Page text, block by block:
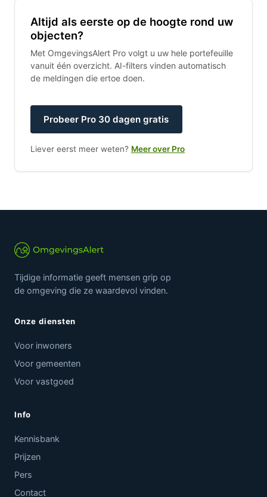
Altijd als eerste op de hoogte rond uw
objecten?
Met OmgevingsAlert Pro volgt u uw hele portefeuille
vanuit één overzicht. AI-filters vinden automatisch
de meldingen die ertoe doen.
Probeer Pro 30 dagen gratis
Liever eerst meer weten? Meer over Pro
Tijdige informatie geeft mensen grip op
de omgeving die ze waardevol vinden.
Onze diensten
Voor inwoners
Voor gemeenten
Voor vastgoed
Info
Kennisbank
Prijzen
Pers
Contact